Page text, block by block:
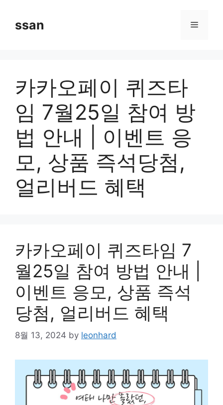
contentssan Menu
카카오페이 퀴즈타
임 7월25일 참여 방
법 안내 | 이벤트 응
모, 상품 즉석당첨,
얼리버드 혜택
카카오페이 퀴즈타임 7
월25일 참여 방법 안내 |
이벤트 응모, 상품 즉석
당첨, 얼리버드 혜택
8월 13, 2024 by leonhard